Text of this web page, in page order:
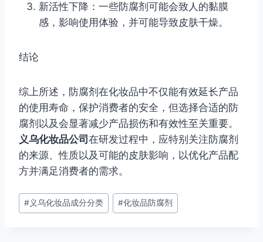
新活性下降：一些防腐剂可能会致人的黏膜
感，影响使用体验，并可能导致皮肤干燥。
结论
综上所述，防腐剂在化妆品中不仅能有效延长产品
的使用寿命，保护消费者的安全，但选择合适的防
腐剂以及会显著减少产品损伤和有效性至关重要。
义乌化妆品公司 在研发过程中，应特别关注防腐剂
的来源、性质以及可能的皮肤影响，以优化产品配
方并满足消费者的需求。
文
章
#义乌化妆品成分分类 #化妆品防腐剂